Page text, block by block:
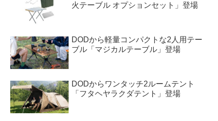
火テーブル オプションセット」登場
DODから軽量コンパクトな2人用テー
ブル「マジカルテーブル」登場
DODからワンタッチ2ルームテント
「フタヘヤラクダテント」登場